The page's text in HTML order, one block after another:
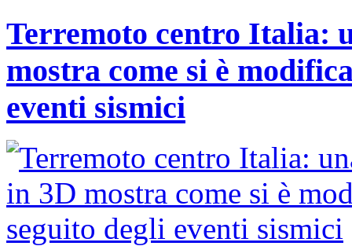
Terremoto centro Italia:
mostra come si è
eventi sismici